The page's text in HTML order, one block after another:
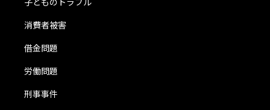
消費者被害
借金問題
労働問題
刑事事件